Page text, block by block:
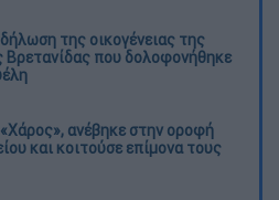
της οικογένειας της
Βρετανίδας που δολοφονήθηκε
ανέβηκε στην οροφή
και κοιτούσε επίμονα τους